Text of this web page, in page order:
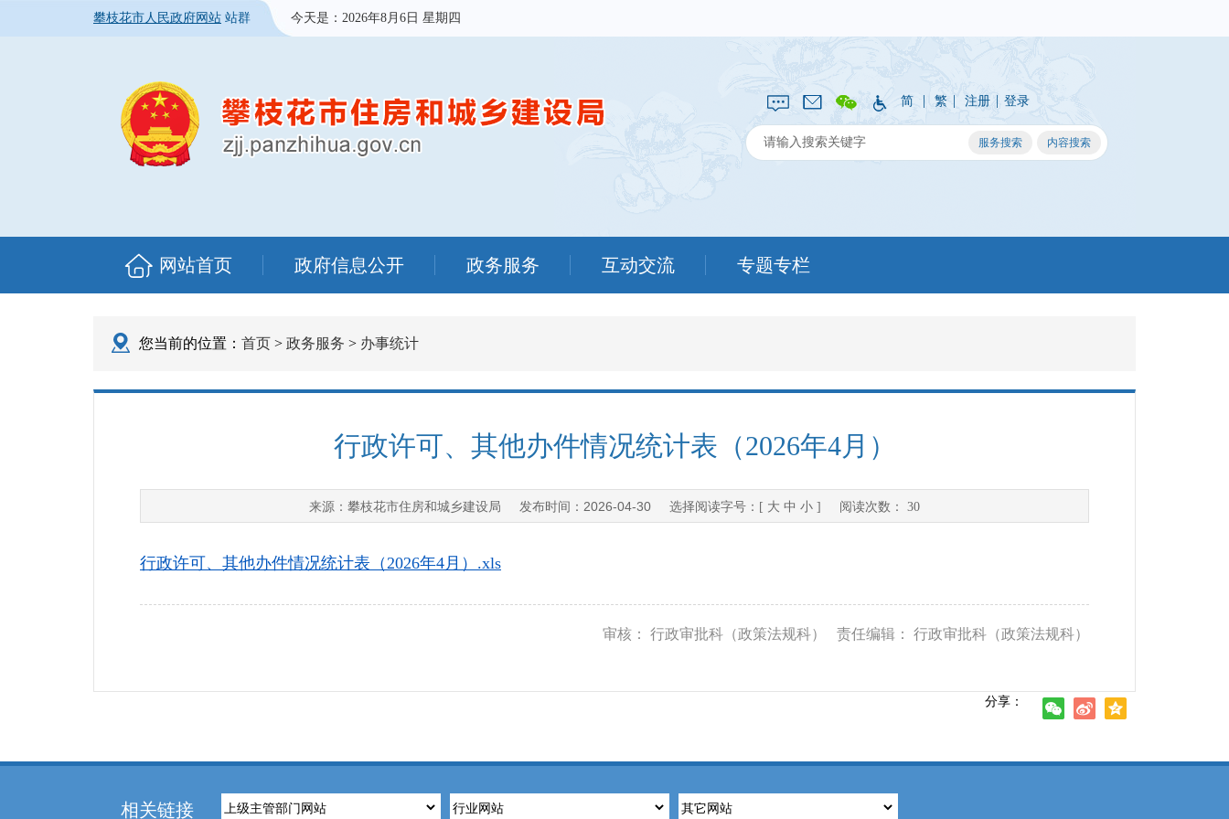
攀枝花市人民政府网站 站群 今天是： 2026年8月6日 星期四
简 | 繁 | 注册 | 登录
网站首页 政府信息公开 政务服务 互动交流 专题专栏
您当前的位置： 首页 > 政务服务 > 办事统计
行政许可、其他办件情况统计表（2026年4月）
来源： 攀枝花市住房和城乡建设局 发布时间： 2026-04-30 选择阅读字号：[ 大 中 小 ] 阅读次数： 30
行政许可、其他办件情况统计表（2026年4月）.xls
审核： 行政审批科（政策法规科） 责任编辑： 行政审批科（政策法规科）
分享：
相关链接